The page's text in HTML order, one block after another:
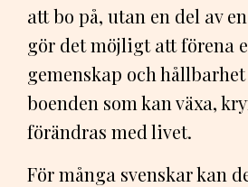
att bo på, utan en del av
gör det möjligt att förena
gemenskap och
boenden som kan växa,
förändras med livet.
För många svenskar kan